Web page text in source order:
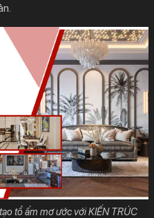
tổ ấm mơ ước với KIẾN TRÚC